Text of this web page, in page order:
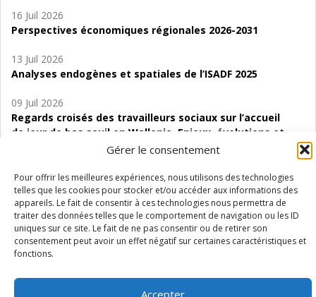
Gérer le consentement
Pour offrir les meilleures expériences, nous utilisons des technologies
telles que les cookies pour stocker et/ou accéder aux informations des
appareils. Le fait de consentir à ces technologies nous permettra de
traiter des données telles que le comportement de navigation ou les ID
uniques sur ce site. Le fait de ne pas consentir ou de retirer son
consentement peut avoir un effet négatif sur certaines caractéristiques et
fonctions.
Accepter
16 Juil 2026
Perspectives économiques régionales 2026-2031
13 Juil 2026
Analyses endogènes et spatiales de l’ISADF 2025
09 Juil 2026
Regards croisés des travailleurs sociaux sur l’accueil
de jour de bas seuil en Wallonie. Enjeux, évolutions et
06 Juil 2026
Étude d’évaluabilité des Structures
d’accompagnement à l’autocréation d’emploi (SAACE)
01 Juil 2026
Pénurie du personnel infirmier :quels indicateurs
Wallonie ?